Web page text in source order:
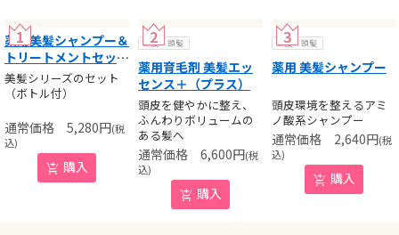
薬用美髪シャンプー＆
トリートメントセット
（薬用）
美髪シリーズのセット
（ボトル付）
5,280円(税
込)
購入
頭皮・頭髪
薬用育毛剤 美髪エッ
センス＋（プラス）
頭皮を健やかに整え、
ふんわりボリュームの
ある髪へ
6,600円(税
込)
購入
頭皮・頭髪
薬用 美髪シャンプー
頭皮環境を整えるアミ
ノ酸系シャンプー
2,640円(税
込)
購入